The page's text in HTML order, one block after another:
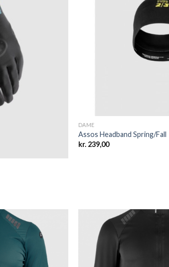
DAME
Assos Headband Spring/Fall
kr.239,00
Add to
wishlist